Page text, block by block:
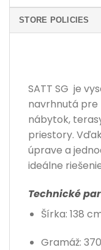
STORE POLICIES
SATT SG je
navrhnutá pre
nábytok,
priestory.
úprave a
ideálne
Technické
Šírka: 138
Gramáž: